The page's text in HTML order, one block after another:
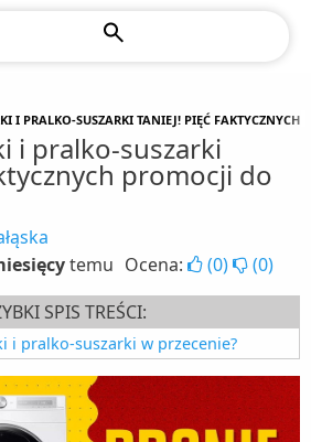
I PRALKO-SUSZARKI TANIEJ! PIĘĆ FAKTYCZNYCH
i pralko-suszarki
promocji do
temu Ocena: (0) (0)
SPIS TREŚCI:
i pralko-suszarki w przecenie?